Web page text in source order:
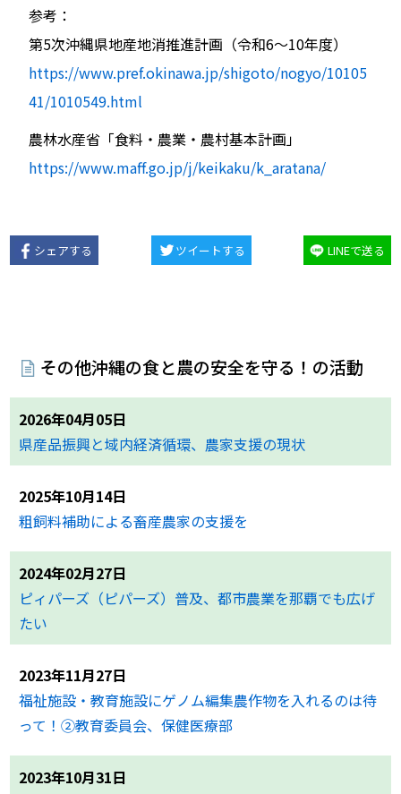
参考：
第5次沖縄県地産地消推進計画（令和6〜10年度）
https://www.pref.okinawa.jp/shigoto/nogyo/10105
41/1010549.html
農林水産省「食料・農業・農村基本計画」
https://www.maff.go.jp/j/keikaku/k_aratana/
シェアする ツイートする LINEで送る
その他沖縄の食と農の安全を守る！の活動
2026年04月05日
県産品振興と域内経済循環、農家支援の現状
2025年10月14日
粗飼料補助による畜産農家の支援を
2024年02月27日
ピィパーズ（ピパーズ）普及、都市農業を那覇でも広げ
たい
2023年11月27日
福祉施設・教育施設にゲノム編集農作物を入れるのは待
って！②教育委員会、保健医療部
2023年10月31日